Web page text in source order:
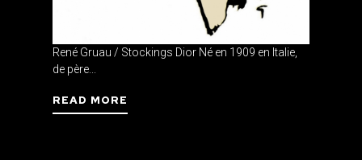
René Gruau / Stockings Dior Né en 1909 en Italie,
de père...
READ MORE